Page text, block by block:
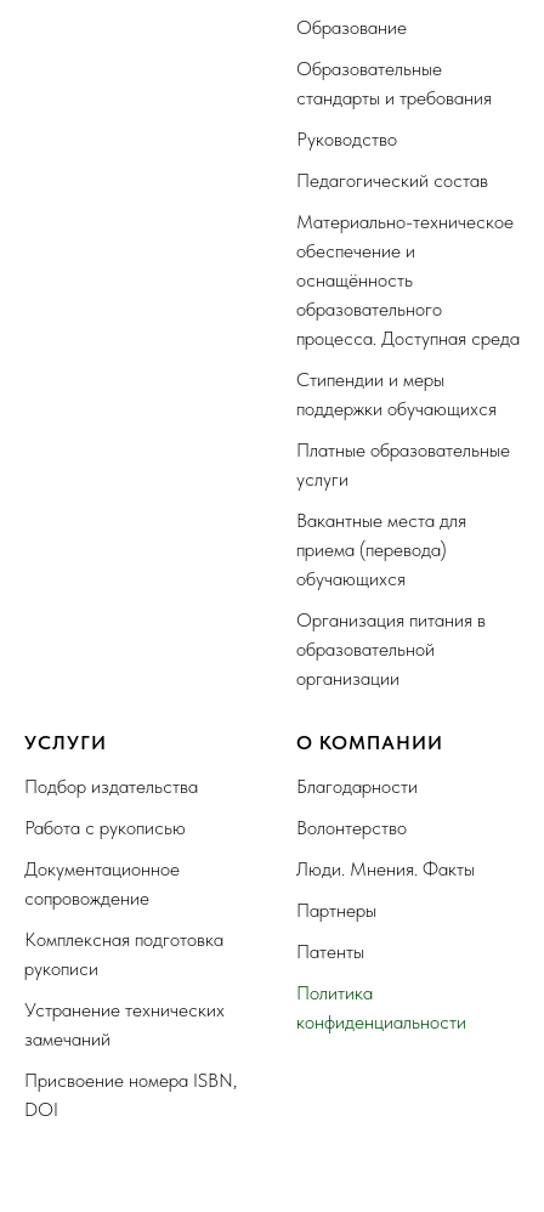
Образование
Образовательные
стандарты и требования
Руководство
Педагогический состав
Материально-техническое
обеспечение и
оснащённость
образовательного
процесса. Доступная среда
Стипендии и меры
поддержки обучающихся
Платные образовательные
услуги
Вакантные места для
приема (перевода)
обучающихся
Организация питания в
образовательной
организации
УСЛУГИ
Подбор издательства
Работа с рукописью
Документационное
сопровождение
Комплексная подготовка
рукописи
Устранение технических
замечаний
Присвоение номера ISBN,
DOI
О КОМПАНИИ
Благодарности
Волонтерство
Люди. Мнения. Факты
Партнеры
Патенты
Политика
конфиденциальности